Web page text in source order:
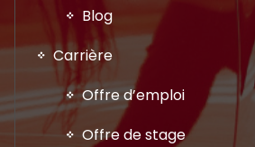
Blog
Carrière
Offre d’emploi
Offre de stage